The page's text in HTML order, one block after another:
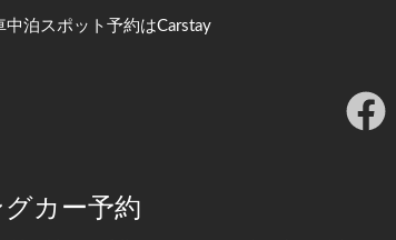
泊スポット予約はCarstay
カー予約